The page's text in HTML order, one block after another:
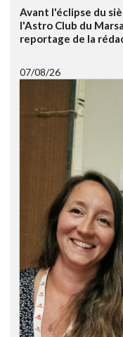
Avant l'éclipse du
l'Astro Club du
reportage de la
07/08/26